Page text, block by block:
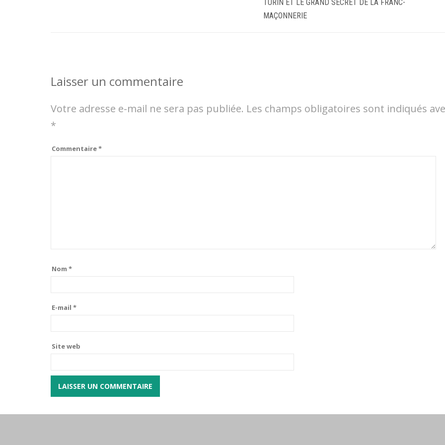
TURIN ET LE GRAND SECRET DE LA FRANC-
MAÇONNERIE
Laisser un commentaire
Votre adresse e-mail ne sera pas publiée. Les champs obligatoires sont indiqués
*
Commentaire*
Nom *
E-mail *
Site web